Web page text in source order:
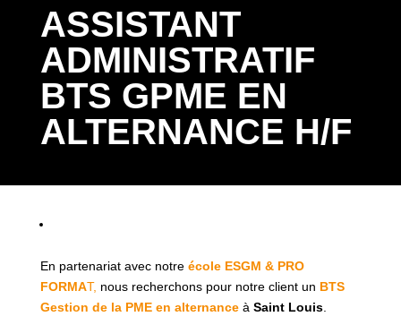
ASSISTANT
ADMINISTRATIF
BTS GPME EN
ALTERNANCE H/F
En partenariat avec notre école ESGM & PRO
FORMAT, nous recherchons pour notre client un BTS
Gestion de la PME en alternance à Saint Louis.